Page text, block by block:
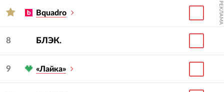
Bquadro РЕКЛАМА
8 БЛЭК.
9 «Лайка»